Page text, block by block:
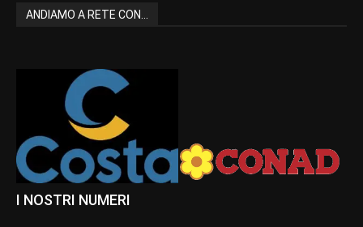
ANDIAMO A RETE CON...
I NOSTRI NUMERI